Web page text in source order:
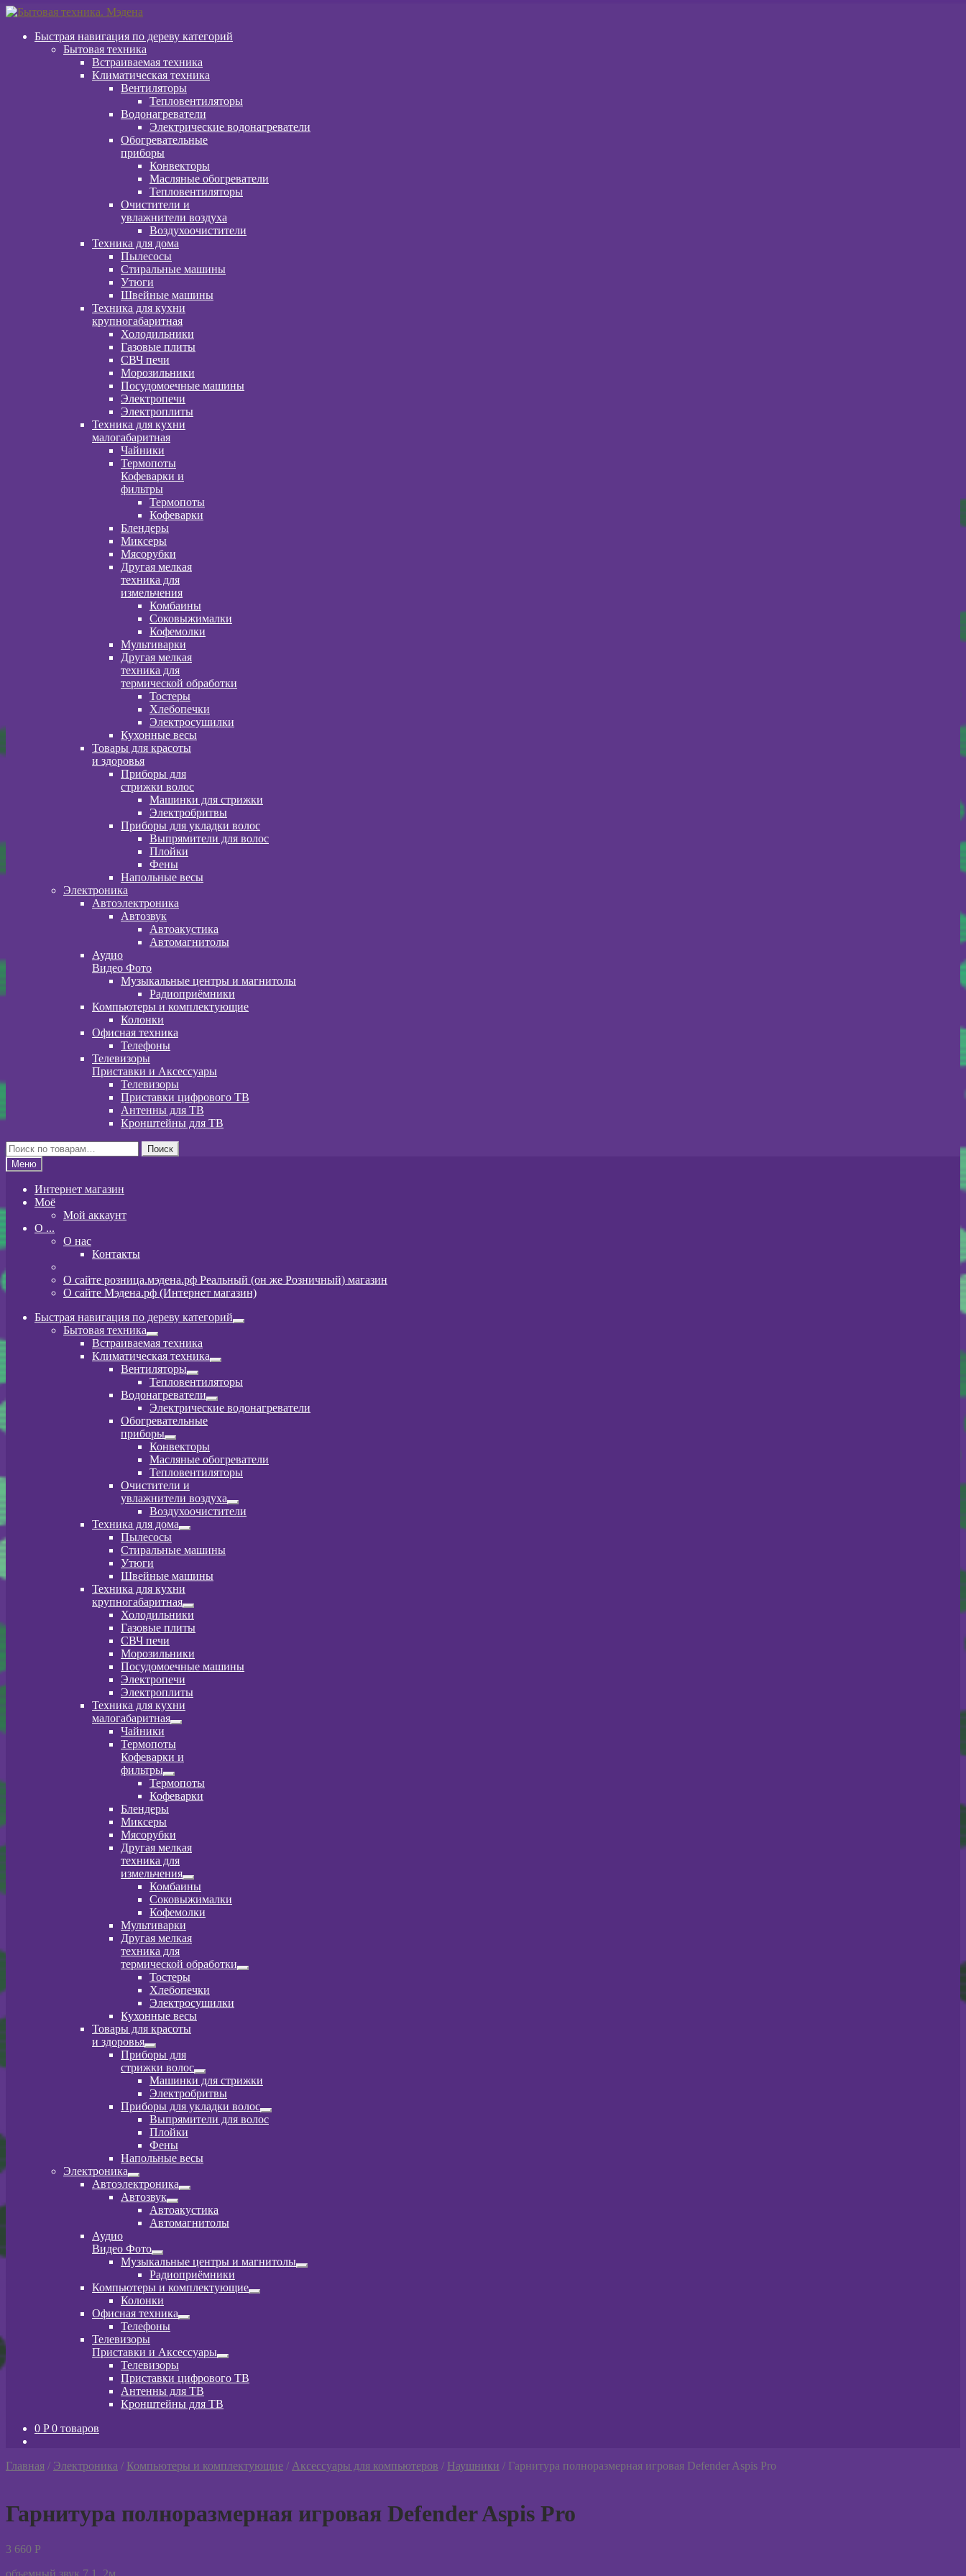
Перейти
навигации
Перейти
содержимому
Быстрая навигация по дереву категорий
Бытовая техника
Встраиваемая техника
Климатическая техника
Вентиляторы
Тепловентиляторы
Водонагреватели
Электрические водонагреватели
Обогревательные
приборы
Конвекторы
Масляные обогреватели
Тепловентиляторы
Очистители и
увлажнители воздуха
Воздухоочистители
Техника для дома
Пылeсосы
Стиральные машины
Утюги
Швейные машины
Техника для кухни
крупногабаритная
Холодильники
Газовые плиты
СВЧ печи
Морозильники
Посудомоечные машины
Электропечи
Электроплиты
Техника для кухни
малогабаритная
Чайники
Термопоты
Кофеварки и
фильтры
Термопоты
Кофеварки
Блендеры
Миксеры
Мясорубки
Другая мелкая
техника для
измельчения
Комбаины
Соковыжималки
Кофемолки
Мультиварки
Другая мелкая
техника для
термической обработки
Тостеры
Хлебопечки
Электросушилки
Кухонные весы
Товары для красоты
и здоровья
Приборы для
стрижки волос
Машинки для стрижки
Электробритвы
Приборы для укладки волос
Выпрямители для волос
Плойки
Фены
Напольные весы
Электроника
Автоэлектроника
Автозвук
Автоакустика
Автомагнитолы
Аудио
Видео Фото
Музыкальные центры и магнитолы
Радиоприёмники
Компьютеры и комплектующие
Колонки
Офисная техника
Телефоны
Телевизоры
Приставки и Аксессуары
Телевизоры
Приставки цифрового ТВ
Антенны для ТВ
Кронштейны для ТВ
Искать:
Поиск
Меню
Интернет магазин
Моё
Мой аккаунт
O ...
О нас
Контакты
О сайте розница.мэдена.рф Реальный (он же Розничный) магазин
О сайте Мэдена.рф (Интернет магазин)
Быстрая навигация по дереву категорий
Развернутое
Бытовая техника
Развернутое
вложенное
меню
Встраиваемая техника
Климатическая техника
Развернутое
меню
Вентиляторы
Развернутое
вложенное
меню
Тепловентиляторы
Водонагреватели
Развернутое
вложенное
Электрические водонагреватели
Обогревательные
приборы
Развернутое
вложенное
меню
Конвекторы
Масляные обогреватели
Тепловентиляторы
Очистители и
увлажнители воздуха
Развернутое
вложенное
Воздухоочистители
Техника для дома
Развернутое
меню
Пылeсосы
Стиральные машины
Утюги
Швейные машины
Техника для кухни
крупногабаритная
Развернутое
вложенное
меню
Холодильники
Газовые плиты
СВЧ печи
Морозильники
Посудомоечные машины
Электропечи
Электроплиты
Техника для кухни
малогабаритная
Развернутое
меню
Чайники
Термопоты
Кофеварки и
фильтры
Развернутое
вложенное
меню
Термопоты
Кофеварки
Блендеры
Миксеры
Мясорубки
Другая мелкая
техника для
измельчения
Развернутое
вложенное
меню
Комбаины
Соковыжималки
Кофемолки
Мультиварки
Другая мелкая
техника для
термической обработки
Развернутое
Тостеры
Хлебопечки
Электросушилки
Кухонные весы
Товары для красоты
и здоровья
Развернутое
вложенное
меню
Приборы для
стрижки волос
Развернутое
вложенное
меню
Машинки для стрижки
Электробритвы
Приборы для укладки волос
Развернутое
вложенное
Выпрямители для волос
Плойки
Фены
Напольные весы
Электроника
Развернутое
вложенное
меню
Автоэлектроника
Развернутое
меню
Автозвук
Развернутое
вложенное
меню
Автоакустика
Автомагнитолы
Аудио
Видео Фото
Развернутое
вложенное
меню
Музыкальные центры и магнитолы
Развернутое
Радиоприёмники
Компьютеры и комплектующие
Развернутое
Колонки
Офисная техника
Развернутое
Телефоны
Телевизоры
Приставки и Аксессуары
Развернутое
вложенное
меню
Телевизоры
Приставки цифрового ТВ
Антенны для ТВ
Кронштейны для ТВ
0 P 0 товаров
Главная / Электроника / Компьютеры и комплектующие / Аксессуары для компьютеров / Наушники / Гарнитура полноразмерная игровая Defender Aspis Pro
Гарнитура полноразмерная игровая Defender Aspis Pro
3 660 P
объемный звук 7.1, 2м